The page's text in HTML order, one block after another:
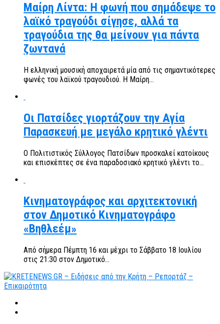
Μαίρη Λίντα: Η φωνή που σημάδεψε το
λαϊκό τραγούδι σίγησε, αλλά τα
τραγούδια της θα μείνουν για πάντα
ζωντανά
Η ελληνική μουσική αποχαιρετά μία από τις σημαντικότερες
φωνές του λαϊκού τραγουδιού. Η Μαίρη...
Οι Πατσίδες γιορτάζουν την Αγία
Παρασκευή με μεγάλο κρητικό γλέντι
Ο Πολιτιστικός Σύλλογος Πατσίδων προσκαλεί κατοίκους
και επισκέπτες σε ένα παραδοσιακό κρητικό γλέντι το...
Κινηματογράφος και αρχιτεκτονική
στον Δημοτικό Κινηματογράφο
«Βηθλεέμ»
Από σήμερα Πέμπτη 16 και μέχρι το Σάββατο 18 Ιουλίου
στις 21:30 στον Δημοτικό...